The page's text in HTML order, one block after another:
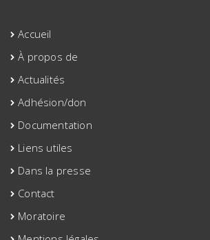
Accueil
À propos de
Actualités
Adhésion/don
Documentation
Liens utiles
Dans la presse
Contact
Moratoire